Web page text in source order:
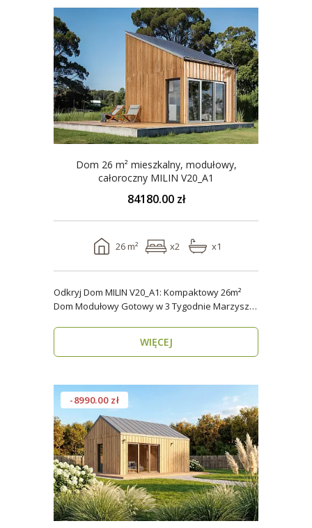
Dom 26 m² mieszkalny, modułowy,
całoroczny MILIN V20_A1
84180.00 zł
26 m² x2 x1
Odkryj Dom MILIN V20_A1: Kompaktowy 26m²
Dom Modułowy Gotowy w 3 Tygodnie Marzysz o
WIĘCEJ
-8990.00 zł